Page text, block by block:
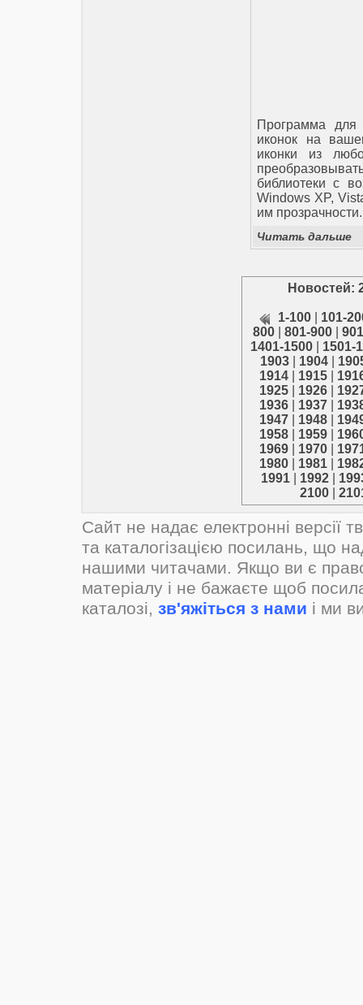
Программа для
иконок на
иконки из
библиотеки с
Windows XP,
им прозрачности.
Читать дальше
Новостей:
1-100
101-
800
801-900
1401-1500| 1501-
1903| 1904|
1914
1915
1925
1926
1936
1937
1947
1948
1958
1959
1969
1970
1980
1981
1991| 1992|
2100|
Сайт не надає електронні версії
та каталогізацією посилань, що
нашими читачами. Якщо ви є
матеріалу і не бажаєте щоб
каталозі, зв'яжіться з нами і ми